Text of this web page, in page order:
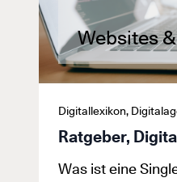
Websites
Digitallexikon,
Ratgeber,
Was ist eine